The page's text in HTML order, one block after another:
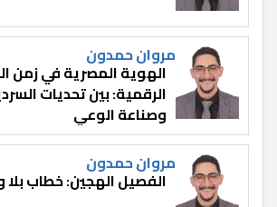
مروان حمدون
الهوية المصرية في زمن
الرقمية: بين تحديات
وصناعة الوعي
مروان حمدون
الفصيل الهجين: خطاب